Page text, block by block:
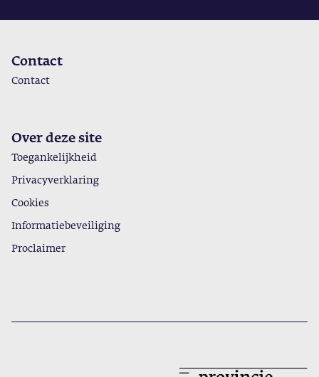
Contact
Contact
Over deze site
Toegankelijkheid
Privacyverklaring
Cookies
Informatiebeveiliging
Proclaimer